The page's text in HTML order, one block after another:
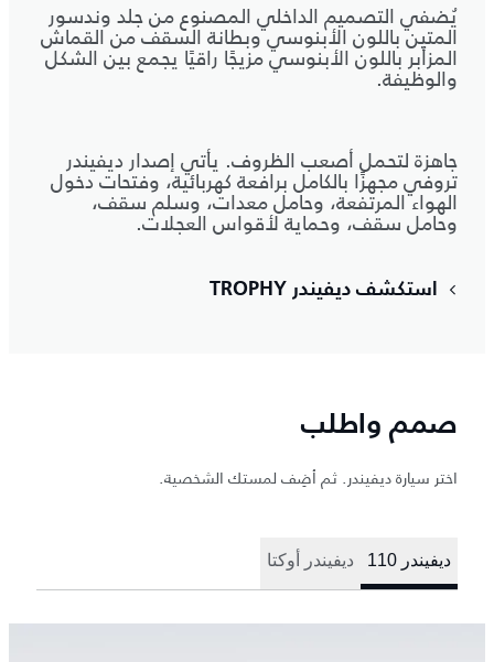
يُضفي التصميم الداخلي المصنوع من جلد وندسور
المتين باللون الأبنوسي وبطانة السقف من القماش
المزأبر باللون الأبنوسي مزيجًا راقيًا يجمع بين الشكل
والوظيفة.
جاهزة لتحمل أصعب الظروف. يأتي إصدار ديفيندر
تروفي مجهزًا بالكامل برافعة كهربائية، وفتحات دخول
الهواء المرتفعة، وحامل معدات، وسلم سقف،
وحامل سقف، وحماية لأقواس العجلات.
استكشف ديفيندر TROPHY
صمم واطلب
اختر سيارة ديفيندر. ثم أضِف لمستك الشخصية.
ديفيندر ‎110 ديفيندر أوكتا